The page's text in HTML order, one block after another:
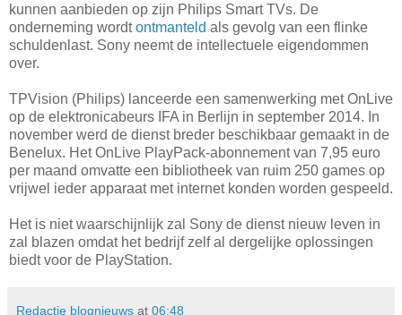
kunnen aanbieden op zijn Philips Smart TVs. De
onderneming wordtontmanteld als gevolg van een flinke
schuldenlast. Sony neemt de intellectuele eigendommen
over.
TPVision (Philips) lanceerde een samenwerking met OnLive
op de elektronicabeurs IFA in Berlijn in september 2014. In
november werd de dienst breder beschikbaar gemaakt in de
Benelux. Het OnLive PlayPack-abonnement van 7,95 euro
per maand omvatte een bibliotheek van ruim 250 games op
vrijwel ieder apparaat met internet konden worden gespeeld.
Het is niet waarschijnlijk zal Sony de dienst nieuw leven in
zal blazen omdat het bedrijf zelf al dergelijke oplossingen
biedt voor de PlayStation.
Redactie blognieuws at 06:48